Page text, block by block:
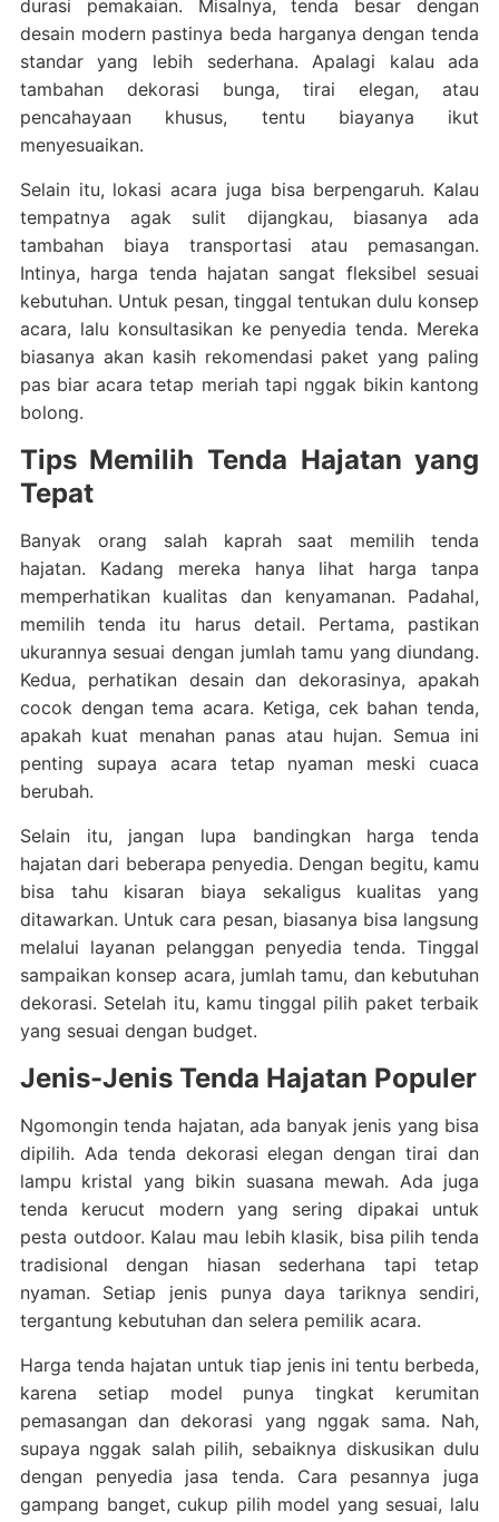
durasi pemakaian. Misalnya, tenda besar dengan
desain modern pastinya beda harganya dengan tenda
standar yang lebih sederhana. Apalagi kalau ada
tambahan dekorasi bunga, tirai elegan, atau
pencahayaan khusus, tentu biayanya ikut
menyesuaikan.
Selain itu, lokasi acara juga bisa berpengaruh. Kalau
tempatnya agak sulit dijangkau, biasanya ada
tambahan biaya transportasi atau pemasangan.
Intinya, harga tenda hajatan sangat fleksibel sesuai
kebutuhan. Untuk pesan, tinggal tentukan dulu konsep
acara, lalu konsultasikan ke penyedia tenda. Mereka
biasanya akan kasih rekomendasi paket yang paling
pas biar acara tetap meriah tapi nggak bikin kantong
bolong.
Tips Memilih Tenda Hajatan yang
Tepat
Banyak orang salah kaprah saat memilih tenda
hajatan. Kadang mereka hanya lihat harga tanpa
memperhatikan kualitas dan kenyamanan. Padahal,
memilih tenda itu harus detail. Pertama, pastikan
ukurannya sesuai dengan jumlah tamu yang diundang.
Kedua, perhatikan desain dan dekorasinya, apakah
cocok dengan tema acara. Ketiga, cek bahan tenda,
apakah kuat menahan panas atau hujan. Semua ini
penting supaya acara tetap nyaman meski cuaca
berubah.
Selain itu, jangan lupa bandingkan harga tenda
hajatan dari beberapa penyedia. Dengan begitu, kamu
bisa tahu kisaran biaya sekaligus kualitas yang
ditawarkan. Untuk cara pesan, biasanya bisa langsung
melalui layanan pelanggan penyedia tenda. Tinggal
sampaikan konsep acara, jumlah tamu, dan kebutuhan
dekorasi. Setelah itu, kamu tinggal pilih paket terbaik
yang sesuai dengan budget.
Jenis-Jenis Tenda Hajatan Populer
Ngomongin tenda hajatan, ada banyak jenis yang bisa
dipilih. Ada tenda dekorasi elegan dengan tirai dan
lampu kristal yang bikin suasana mewah. Ada juga
tenda kerucut modern yang sering dipakai untuk
pesta outdoor. Kalau mau lebih klasik, bisa pilih tenda
tradisional dengan hiasan sederhana tapi tetap
nyaman. Setiap jenis punya daya tariknya sendiri,
tergantung kebutuhan dan selera pemilik acara.
Harga tenda hajatan untuk tiap jenis ini tentu berbeda,
karena setiap model punya tingkat kerumitan
pemasangan dan dekorasi yang nggak sama. Nah,
supaya nggak salah pilih, sebaiknya diskusikan dulu
dengan penyedia jasa tenda. Cara pesannya juga
gampang banget, cukup pilih model yang sesuai, lalu